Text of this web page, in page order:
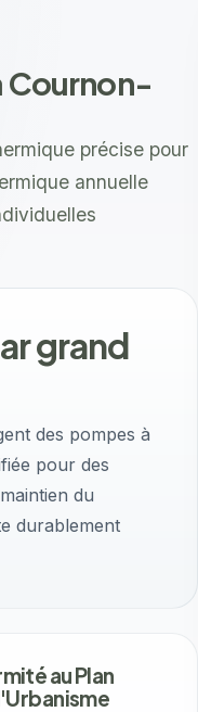
Cournon-
précise pour
annuelle
grand
des pompes à
pour des
du
durablement
au Plan